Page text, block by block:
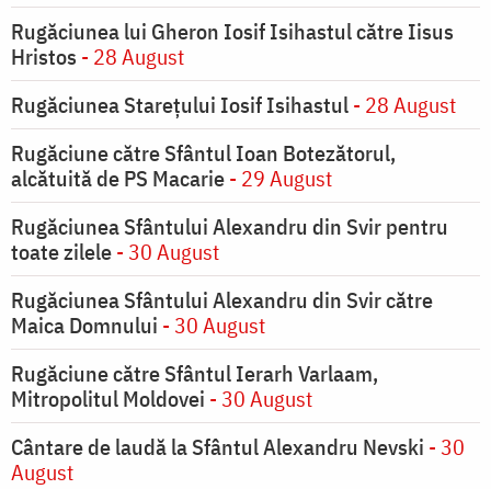
Rugăciunea lui Gheron Iosif Isihastul către Iisus
Hristos - 28 August
Rugăciunea Starețului Iosif Isihastul- 28 August
Rugăciune către Sfântul Ioan Botezătorul,
alcătuită de PS Macarie- 29 August
Rugăciunea Sfântului Alexandru din Svir pentru
toate zilele- 30 August
Rugăciunea Sfântului Alexandru din Svir către
Maica Domnului - 30 August
Rugăciune către Sfântul Ierarh Varlaam,
Mitropolitul Moldovei - 30 August
Cântare de laudă la Sfântul Alexandru Nevski - 30
August